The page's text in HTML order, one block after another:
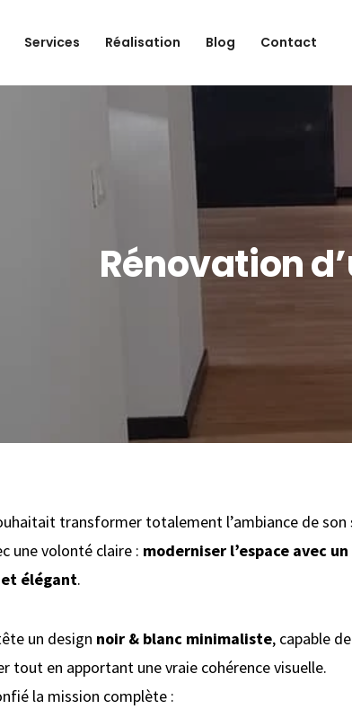
Services Réalisation Blog Contact
Rénovation
transformer totalement l’ambiance de son
une volonté claire : moderniser l’espace avec
élégant.
un design noir & blanc minimaliste, capable
tout en apportant une vraie cohérence visuelle.
la mission complète :